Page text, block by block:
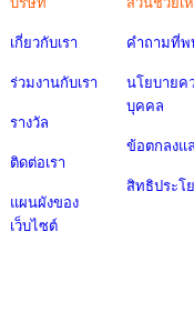
เกี่ยวกับเรา
ร่วมงานกับเรา
รางวัล
ติดต่อเรา
แผนผังของ
เว็บไซต์
คำถามที่พ
นโยบายค
บุคคล
ข้อตกลงแ
สิทธิประโ